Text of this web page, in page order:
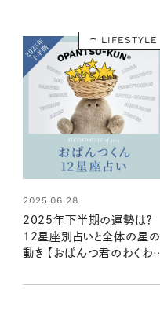
LIFESTYLE
2025.06.28
2025年下半期の運勢は？
12星座別占いと全体の星の
動き 【おぱんつ君のわくわく